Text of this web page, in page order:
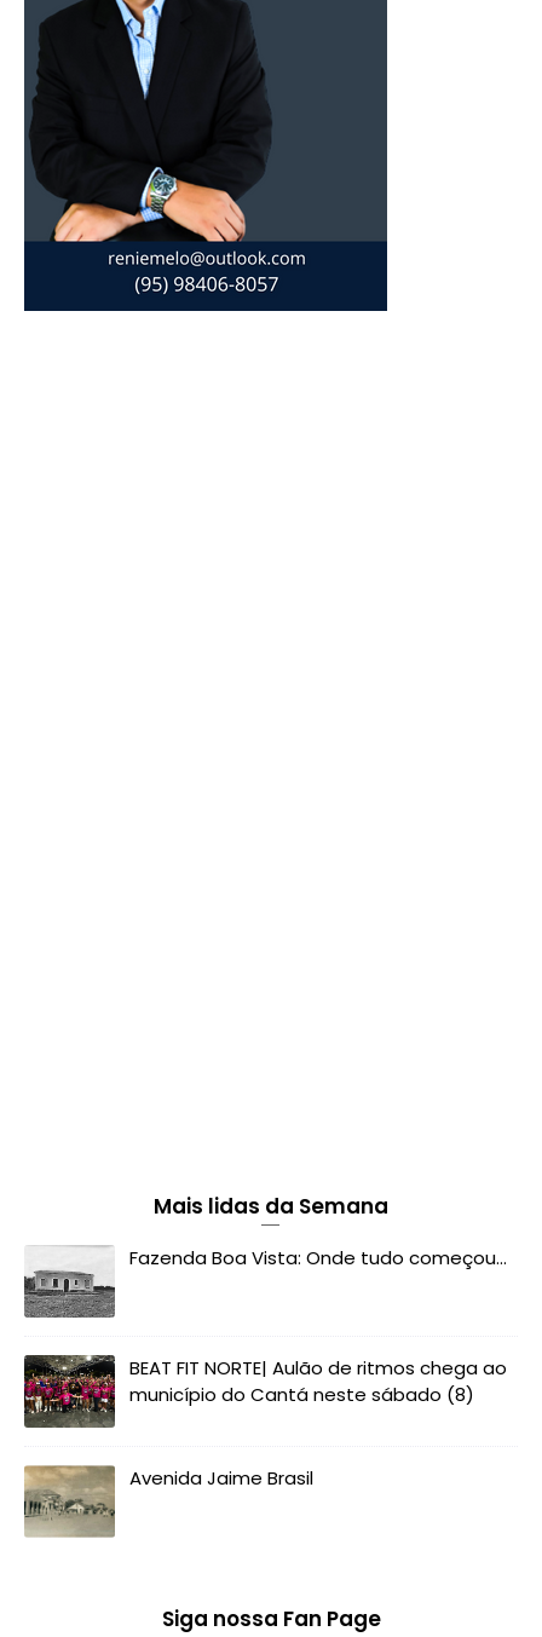
Mais lidas da Semana
Fazenda Boa Vista: Onde tudo começou...
BEAT FIT NORTE| Aulão de ritmos chega ao
município do Cantá neste sábado (8)
Avenida Jaime Brasil
Siga nossa Fan Page